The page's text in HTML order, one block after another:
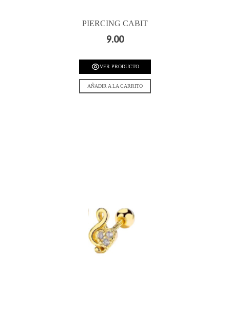
PIERCING CABIT
9.00
VER PRODUCTO
AÑADIR A LA CARRITO